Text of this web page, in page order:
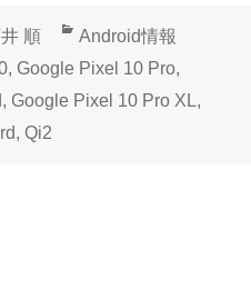
順
カ
テ
ゴ
Android情報
, Google Pixel 10 Pro,
, Google Pixel 10 Pro XL,
, Qi2